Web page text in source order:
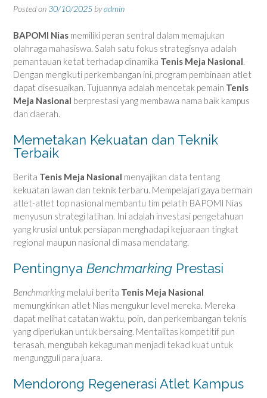
Posted on 30/10/2025 byadmin
BAPOMI Nias memiliki peran sentral dalam memajukan
olahraga mahasiswa. Salah satu fokus strategisnya adalah
pemantauan ketat terhadap dinamika Tenis Meja Nasional
Dengan mengikuti perkembangan ini, program pembinaan atlet
dapat disesuaikan. Tujuannya adalah mencetak pemain Tenis
Meja Nasional berprestasi yang membawa nama baik kampus
dan daerah.
Memetakan Kekuatan dan Teknik
Terbaik
Berita Tenis Meja Nasional menyajikan data tentang
kekuatan lawan dan teknik terbaru. Mempelajari gaya bermain
atlet-atlet top nasional membantu tim pelatih BAPOMI Nias
menyusun strategi latihan. Ini adalah investasi pengetahuan
yang krusial untuk persiapan menghadapi kejuaraan tingkat
regional maupun nasional di masa mendatang.
Pentingnya Benchmarking Prestasi
Benchmarking melalui berita Tenis Meja Nasional
memungkinkan atlet Nias mengukur level mereka. Mereka
dapat melihat catatan waktu, poin, dan perkembangan teknis
yang diperlukan untuk bersaing. Mentalitas kompetitif pun
terasah, mengubah kekaguman menjadi tekad kuat untuk
mengungguli para juara.
Mendorong Regenerasi Atlet Kampus